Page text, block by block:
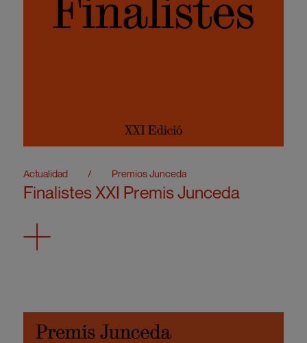
Actualidad / Premios Junceda
Finalistes XXI Premis Junceda